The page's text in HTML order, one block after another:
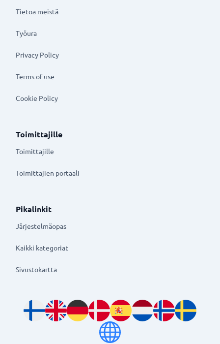
Tietoa meistä
Työura
Privacy Policy
Terms of use
Cookie Policy
Toimittajille
Toimittajille
Toimittajien portaali
Pikalinkit
Järjestelmäopas
Kaikki kategoriat
Sivustokartta